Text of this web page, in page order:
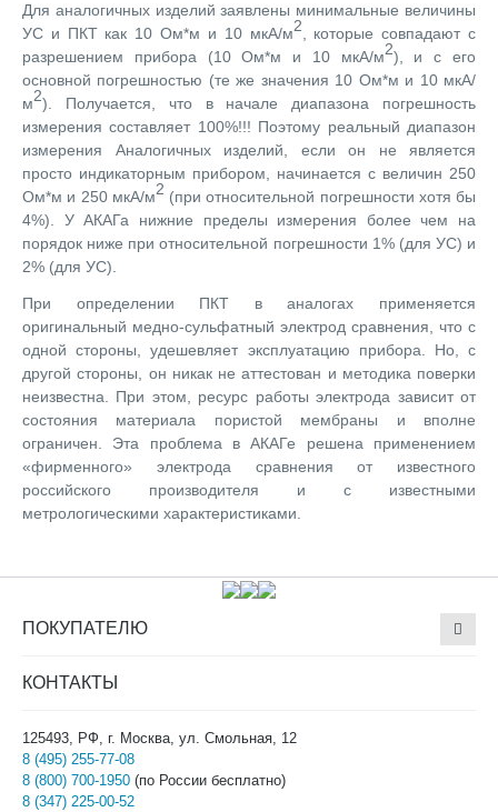
Для аналогичных изделий заявлены минимальные величины
УС и ПКТ как 10 Ом*м и 10 мкА/м2 , которые совпадают с
разрешением прибора (10 Ом*м и 10 мкА/м2), и с его
основной погрешностью (те же значения 10 Ом*м и 10 мкА/
м2). Получается, что в начале диапазона погрешность
измерения составляет 100%!!! Поэтому реальный диапазон
измерения Аналогичных изделий, если он не является
просто индикаторным прибором, начинается с величин 250
Ом*м и 250 мкА/м2 (при относительной погрешности хотя бы
4%). У АКАГа нижние пределы измерения более чем на
порядок ниже при относительной погрешности 1% (для УС) и
2% (для УС).
При определении ПКТ в аналогах применяется
оригинальный медно-сульфатный электрод сравнения, что с
одной стороны, удешевляет эксплуатацию прибора. Но, с
другой стороны, он никак не аттестован и методика поверки
неизвестна. При этом, ресурс работы электрода зависит от
состояния материала пористой мембраны и вполне
ограничен. Эта проблема в АКАГе решена применением
«фирменного» электрода сравнения от известного
российского производителя и с известными
метрологическими характеристиками.
ПОКУПАТЕЛЮ
КОНТАКТЫ
125493, РФ, г. Москва, ул. Смольная, 12
8 (495) 255-77-08
8 (800) 700-1950 (по России бесплатно)
8 (347) 225-00-52